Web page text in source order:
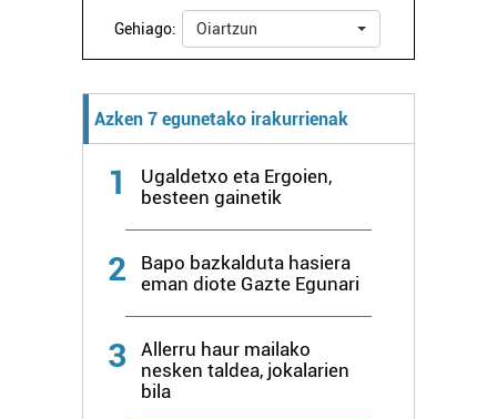
Gehiago: Oiartzun
Azken 7 egunetako irakurrienak
1
Ugaldetxo eta Ergoien,
besteen gainetik
2
Bapo bazkalduta hasiera
eman diote Gazte Egunari
3
Allerru haur mailako
nesken taldea, jokalarien
bila